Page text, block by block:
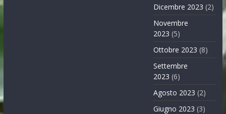
Dicembre 2023 (2)
Novembre
2023 (5)
Ottobre 2023 (8)
Settembre
2023 (6)
Agosto 2023 (2)
Giugno 2023 (3)